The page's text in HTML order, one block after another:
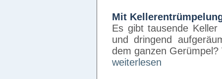
Mit
Es gibt tausende
und dringend
dem ganzen
weiterlesen